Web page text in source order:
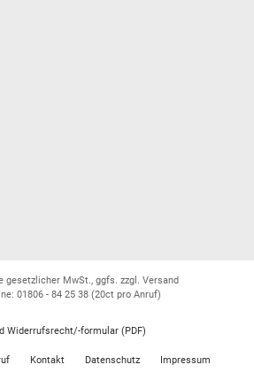
gesetzlicher MwSt., ggfs. zzgl. Versand
01806 - 84 25 38 (20ct pro Anruf)
Widerrufsrecht/-formular (PDF)
Kontakt Datenschutz Impressum